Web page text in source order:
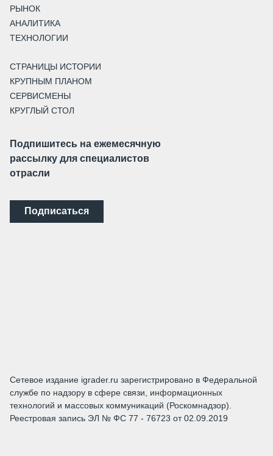
РЫНОК
АНАЛИТИКА
ТЕХНОЛОГИИ
СТРАНИЦЫ ИСТОРИИ
КРУПНЫМ ПЛАНОМ
СЕРВИСМЕНЫ
КРУГЛЫЙ СТОЛ
Подпишитесь на ежемесячную
рассылку для специалистов
отрасли
Подписаться
Сетевое издание igrader.ru зарегистрировано в Федеральной
службе по надзору в сфере связи, информационных
технологий и массовых коммуникаций (Роскомнадзор).
Реестровая запись ЭЛ № ФС 77 - 76723 от 02.09.2019